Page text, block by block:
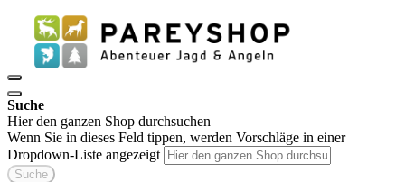
Suche
Hier den ganzen Shop durchsuchen
Wenn Sie in dieses Feld tippen, werden Vorschläge in einer
Dropdown-Liste angezeigt
Suche